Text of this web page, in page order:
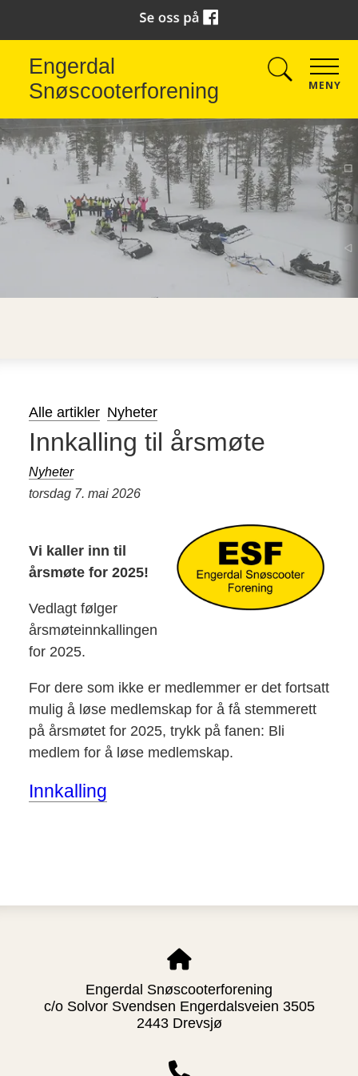
Engerdal
Snøscooterforening
MENY
Alle artikler Nyheter
Innkalling til årsmøte
Nyheter
torsdag 7. mai 2026
Vi kaller inn til
årsmøte for 2025!
Vedlagt følger
årsmøteinnkallingen
for 2025.
For dere som ikke er medlemmer er det fortsatt
mulig å løse medlemskap for å få stemmerett
på årsmøtet for 2025, trykk på fanen: Bli
medlem for å løse medlemskap.
Innkalling
Engerdal Snøscooterforening
c/o Solvor Svendsen Engerdalsveien 3505
2443 Drevsjø